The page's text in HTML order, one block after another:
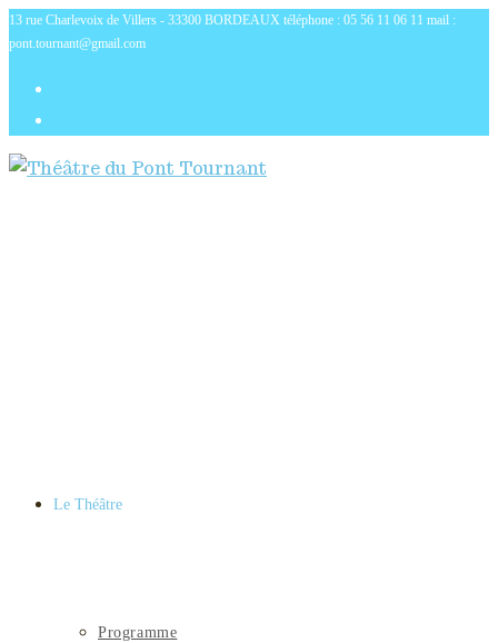
Skip
to
content
13 rue Charlevoix de Villers - 33300 BORDEAUX téléphone : 05 56 11 06 11 mail :
pont.tournant@gmail.com
Le Théâtre
Programme